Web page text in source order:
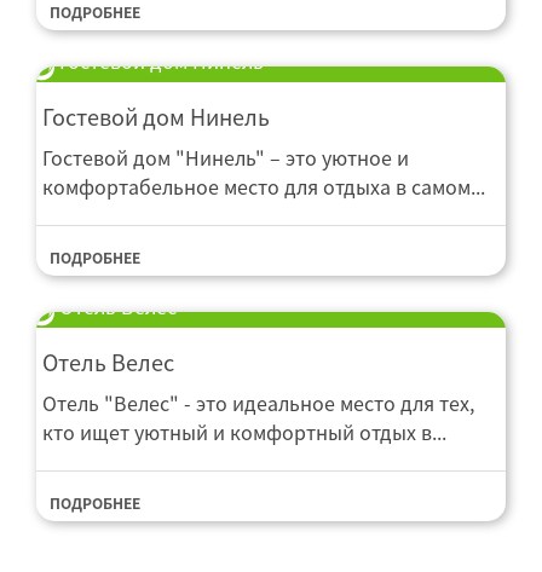
ПОДРОБНЕЕ
Гостевой дом Нинель
Гостевой дом Нинель
Гостевой дом "Нинель" – это уютное и
комфортабельное место для отдыха в самом...
ПОДРОБНЕЕ
Отель Велес
Отель Велес
Отель "Велес" - это идеальное место для тех,
кто ищет уютный и комфортный отдых в...
ПОДРОБНЕЕ